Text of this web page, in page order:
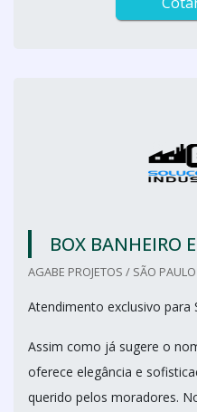
BOX BANHEIRO
AGABE PROJETOS / SÃO
Atendimento exclusivo para
Assim como já sugere o
oferece elegância e
querido pelos moradores.